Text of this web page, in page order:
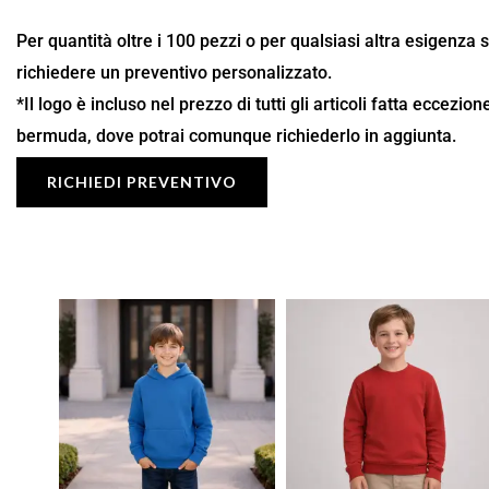
Per quantità oltre i 100 pezzi o per qualsiasi altra esigenza
richiedere un preventivo personalizzato.
*Il logo è incluso nel prezzo di tutti gli articoli fatta
bermuda, dove potrai comunque richiederlo in aggiunta.
RICHIEDI PREVENTIVO
Fascia
di
prezzo:
9,90 €
14,14 €
Fascia
di
prezzo:
8,72 €
12,45 €